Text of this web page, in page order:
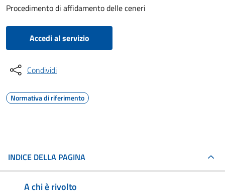
Procedimento di affidamento delle ceneri
Accedi al servizio
Condividi
Normativa di riferimento
INDICE DELLA PAGINA
A chi è rivolto